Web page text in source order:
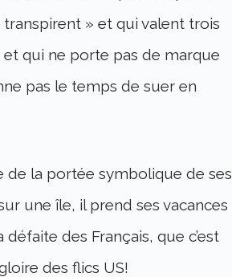
» et qui valent trois
qui ne porte pas de marque
pas le temps de suer en
de la portée symbolique de ses
une île, il prend ses vacances
des Français, que c’est
des flics US!